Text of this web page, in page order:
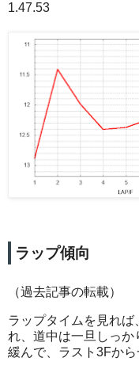
1.47.53
ラップ傾向
（過去記事の転載）
ラップタイムを見れ
れ、道中は一旦しっか
緩んで、ラスト3Fから